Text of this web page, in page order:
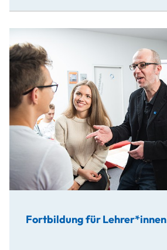
Fortbildung für Lehrer*innen